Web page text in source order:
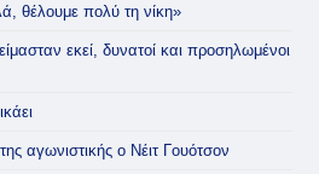
θέλουμε πολύ τη νίκη»
εκεί, δυνατοί και προσηλωμένοι
αγωνιστικής ο Νέιτ Γουότσον